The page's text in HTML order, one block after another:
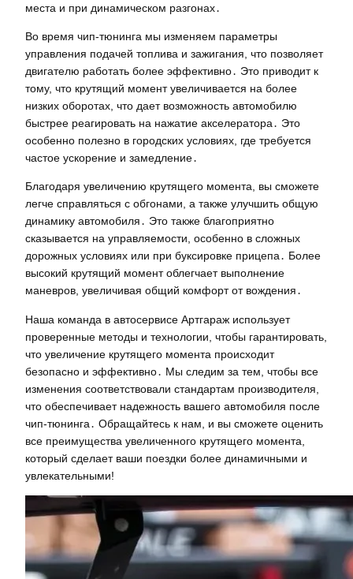
места и при динамическом разгонах․
Во время чип-тюнинга мы изменяем параметры
управления подачей топлива и зажигания, что позволяет
двигателю работать более эффективно․ Это приводит к
тому, что крутящий момент увеличивается на более
низких оборотах, что дает возможность автомобилю
быстрее реагировать на нажатие акселератора․ Это
особенно полезно в городских условиях, где требуется
частое ускорение и замедление․
Благодаря увеличению крутящего момента, вы сможете
легче справляться с обгонами, а также улучшить общую
динамику автомобиля․ Это также благоприятно
сказывается на управляемости, особенно в сложных
дорожных условиях или при буксировке прицепа․ Более
высокий крутящий момент облегчает выполнение
маневров, увеличивая общий комфорт от вождения․
Наша команда в автосервисе Артгараж использует
проверенные методы и технологии, чтобы гарантировать,
что увеличение крутящего момента происходит
безопасно и эффективно․ Мы следим за тем, чтобы все
изменения соответствовали стандартам производителя,
что обеспечивает надежность вашего автомобиля после
чип-тюнинга․ Обращайтесь к нам, и вы сможете оценить
все преимущества увеличенного крутящего момента,
который сделает ваши поездки более динамичными и
увлекательными!